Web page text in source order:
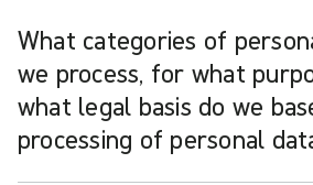
What categories of
we process, for what
what legal basis do we
processing of personal